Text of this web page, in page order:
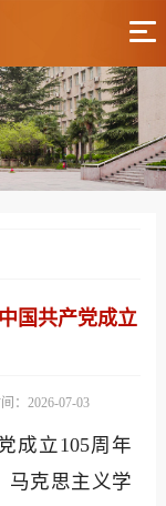
国共产党成立
：2026-07-03
成立105周年
马克思主义学